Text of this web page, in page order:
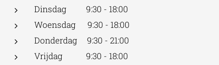
Dinsdag 9:30 - 18:00
Woensdag 9:30 - 18:00
Donderdag 9:30 - 21:00
Vrijdag 9:30 - 18:00